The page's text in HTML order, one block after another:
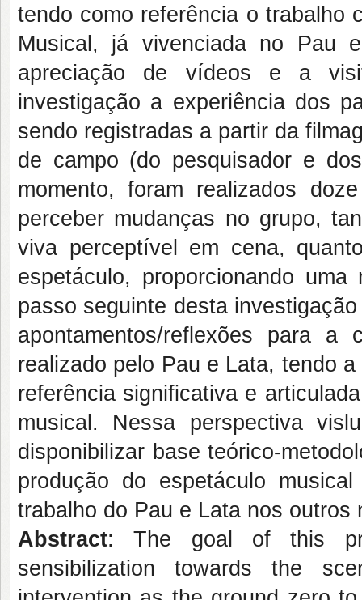
tendo como referência o trabalho
Musical, já vivenciada no Pau
apreciação de vídeos e a
investigação a experiência dos
sendo registradas a partir da
de campo (do pesquisador e
momento, foram realizados
perceber mudanças no grupo,
viva perceptível em cena,
espetáculo, proporcionando
passo seguinte desta
apontamentos/reflexões para a
realizado pelo Pau e Lata, tendo
referência significativa e
musical. Nessa perspectiva
disponibilizar base teórico-
produção do espetáculo
trabalho do Pau e Lata nos
Abstract: The goal of this
sensibilization towards the